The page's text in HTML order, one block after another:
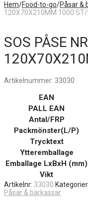
Hem/Food-to-go/Påsar &
120X70X210MM 1000 ST/
SOS PÅSE
Artikelnummer: 33030
EAN
PALL EAN
Antal/FRP
Packmönster(L/P)
Trycktext
Ytteremballage
Emballage LxBxH (mm)
Vikt
Artikelnr: 33030
Påsar & bärkassar